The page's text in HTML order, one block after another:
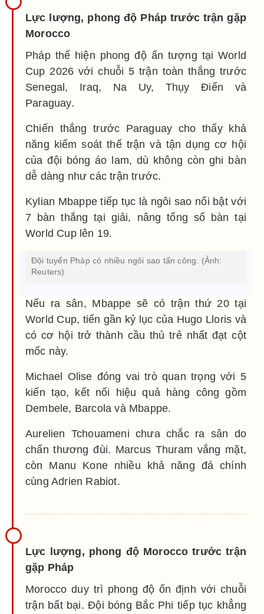
Lực lượng, phong độ Pháp trước trận gặp
Morocco
Pháp thể hiện phong độ ấn tượng tại World
Cup 2026 với chuỗi 5 trận toàn thắng trước
Senegal, Iraq, Na Uy, Thụy Điển và
Paraguay.
Chiến thắng trước Paraguay cho thấy khả
năng kiểm soát thế trận và tận dụng cơ hội
của đội bóng áo lam, dù không còn ghi bàn
dễ dàng như các trận trước.
Kylian Mbappe tiếp tục là ngôi sao nổi bật với
7 bàn thắng tại giải, nâng tổng số bàn tại
World Cup lên 19.
Đội tuyển Pháp có nhiều ngôi sao tấn công. (Ảnh:
Reuters)
Nếu ra sân, Mbappe sẽ có trận thứ 20 tại
World Cup, tiến gần kỷ lục của Hugo Lloris và
có cơ hội trở thành cầu thủ trẻ nhất đạt cột
mốc này.
Michael Olise đóng vai trò quan trọng với 5
kiến tạo, kết nối hiệu quả hàng công gồm
Dembele, Barcola và Mbappe.
Aurelien Tchouameni chưa chắc ra sân do
chấn thương đùi. Marcus Thuram vắng mặt,
còn Manu Kone nhiều khả năng đá chính
cùng Adrien Rabiot.
Lực lượng, phong độ Morocco trước trận
gặp Pháp
Morocco duy trì phong độ ổn định với chuỗi
trận bất bại. Đội bóng Bắc Phi tiếp tục khẳng